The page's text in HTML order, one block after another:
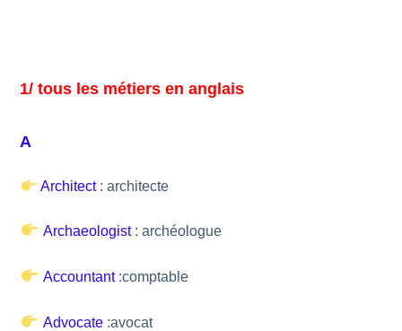
1/ tous les métiers en anglais
A
Architect : architecte
Archaeologist : archéologue
Accountant :comptable
Advocate :avocat